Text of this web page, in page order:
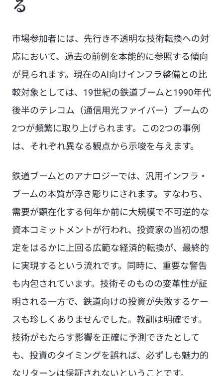
る
市場参加者には、先行き不透明な技術転換への対
応において、過去の前例を本能的に参照する傾向
が見られます。現在のAI向けインフラ整備との比
較対象としては、19世紀の鉄道ブームと1990年代
後半のテレコム（通信用光ファイバー）ブームの
2つが頻繁に取り上げられます。この2つの事例
は、それぞれ異なる観点から示唆を与えます。
鉄道ブームとのアナロジーでは、汎用インフラ・
ブームの本質が浮き彫りにされます。すなわち、
需要が顕在化する何年か前に大規模で不可逆的な
資本コミットメントが行われ、投資家の当初の想
定をはるかに上回る広範な経済的転換が、最終的
に実現するという流れです。同時に、重要な警告
も内包されています。技術そのものの変革性が証
明される一方で、鉄道向けの投資が失敗するケー
スも珍しくありませんでした。教訓は明確です。
技術がもたらす影響を正確に予測できたとして
も、投資のタイミングを誤れば、必ずしも魅力的
なリターンは保証されないということです。